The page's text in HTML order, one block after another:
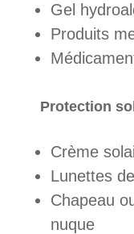
Gel
Produits
Protection
Crème
Lunettes
Chapeau
nuque